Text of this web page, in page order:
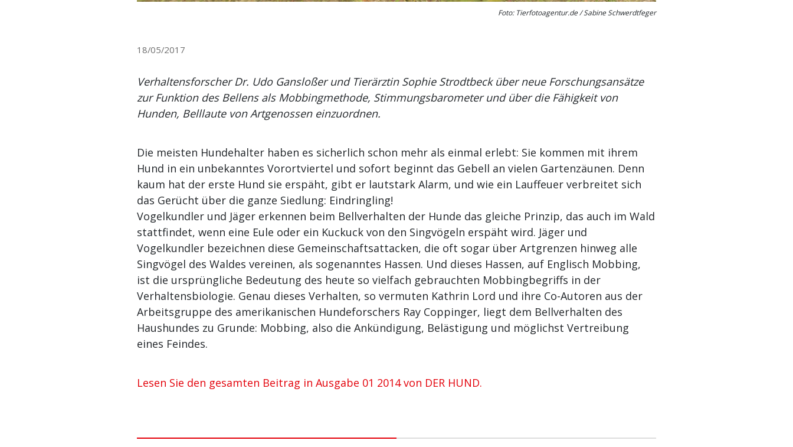
Foto: Tierfotoagentur.de / Sabine Schwerdtfeger
18/05/2017
Verhaltensforscher Dr. Udo Gansloßer und Tierärztin Sophie Strodtbeck über neue Forschungsansätze
zur Funktion des Bellens als Mobbingmethode, Stimmungsbarometer und über die Fähigkeit von
Hunden, Belllaute von Artgenossen einzuordnen.
Die meisten Hundehalter haben es sicherlich schon mehr als einmal erlebt: Sie kommen mit ihrem
Hund in ein unbekanntes Vorortviertel und sofort beginnt das Gebell an vielen Gartenzäunen. Denn
kaum hat der erste Hund sie erspäht, gibt er lautstark Alarm, und wie ein Lauffeuer verbreitet sich
das Gerücht über die ganze Siedlung: Eindringling!
Vogelkundler und Jäger erkennen beim Bellverhalten der Hunde das gleiche Prinzip, das auch im Wald
stattfindet, wenn eine Eule oder ein Kuckuck von den Singvögeln erspäht wird. Jäger und
Vogelkundler bezeichnen diese Gemeinschaftsattacken, die oft sogar über Artgrenzen hinweg alle
Singvögel des Waldes vereinen, als sogenanntes Hassen. Und dieses Hassen, auf Englisch Mobbing,
ist die ursprüngliche Bedeutung des heute so vielfach gebrauchten Mobbingbegriffs in der
Verhaltensbiologie. Genau dieses Verhalten, so vermuten Kathrin Lord und ihre Co-Autoren aus der
Arbeitsgruppe des amerikanischen Hundeforschers Ray Coppinger, liegt dem Bellverhalten des
Haushundes zu Grunde: Mobbing, also die Ankündigung, Belästigung und möglichst Vertreibung
eines Feindes.
Lesen Sie den gesamten Beitrag in Ausgabe 01 2014 von DER HUND.